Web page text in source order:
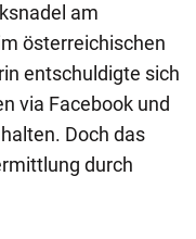
am
österreichischen
entschuldigte sich
via Facebook und
Doch das
durch